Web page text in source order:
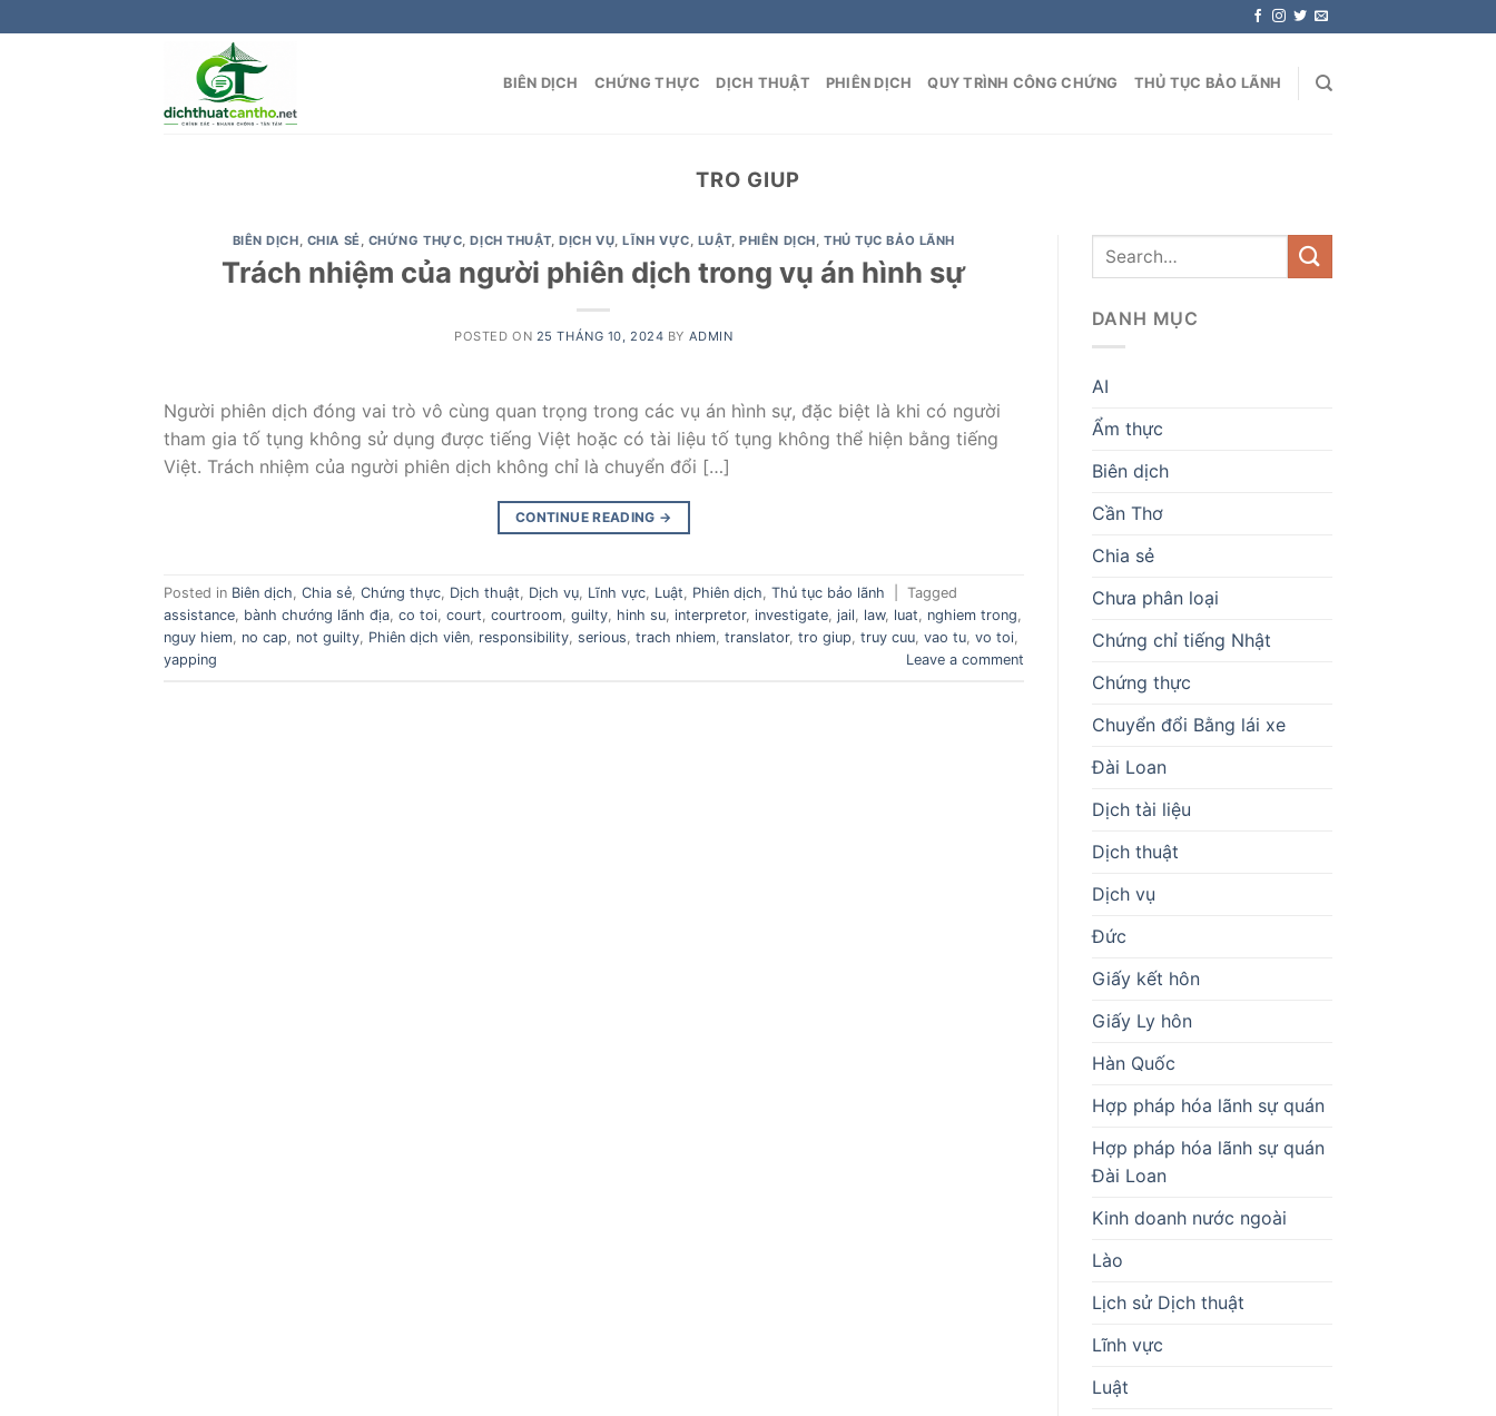
to
BIÊN DỊCH CHỨNG THỰC DỊCH THUẬT PHIÊN DỊCH QUY TRÌNH CÔNG CHỨNG THỦ TỤC BẢO LÃNH
TRO GIUP
BIÊN DỊCH, CHIA SẺ, CHỨNG THỰC,DỊCH THUẬT,DỊCH VỤ,LĨNH VỰC, LUẬT,PHIÊN DỊCH, THỦ TỤC BẢO LÃNH
Trách nhiệm của người phiên dịch trong vụ án hình sự
POSTED ON 25 THÁNG 10, 2024 BY ADMIN
Người phiên dịch đóng vai trò vô cùng quan trọng trong các vụ án hình sự, đặc biệt là khi có người
tham gia tố tụng không sử dụng được tiếng Việt hoặc có tài liệu tố tụng không thể hiện bằng tiếng
Việt. Trách nhiệm của người phiên dịch không chỉ là chuyển đổi […]
CONTINUE READING →
Posted in Biên dịch, Chia sẻ, Chứng thực, Dịch thuật, Dịch vụ, Lĩnh vực, Luật, Phiên dịch, Thủ tục bảo lãnh
Tagged
assistance, bành chướng lãnh địa, co toi, court, courtroom, guilty, hinh su, interpretor, investigate, jail, law, luat, nghiem trong,
nguy hiem, no cap, not guilty, Phiên dịch viên, responsibility, serious, trach nhiem, translator, tro giup, truy cuu, vao tu, vo toi,
yapping
Leave a comment
DANH MỤC
AI
Ẩm thực
Biên dịch
Cần Thơ
Chia sẻ
Chưa phân loại
Chứng chỉ tiếng Nhật
Chứng thực
Chuyển đổi Bằng lái xe
Đài Loan
Dịch tài liệu
Dịch thuật
Dịch vụ
Đức
Giấy kết hôn
Giấy Ly hôn
Hàn Quốc
Hợp pháp hóa lãnh sự quán
Hợp pháp hóa lãnh sự quán
Đài Loan
Kinh doanh nước ngoài
Lào
Lịch sử Dịch thuật
Lĩnh vực
Luật